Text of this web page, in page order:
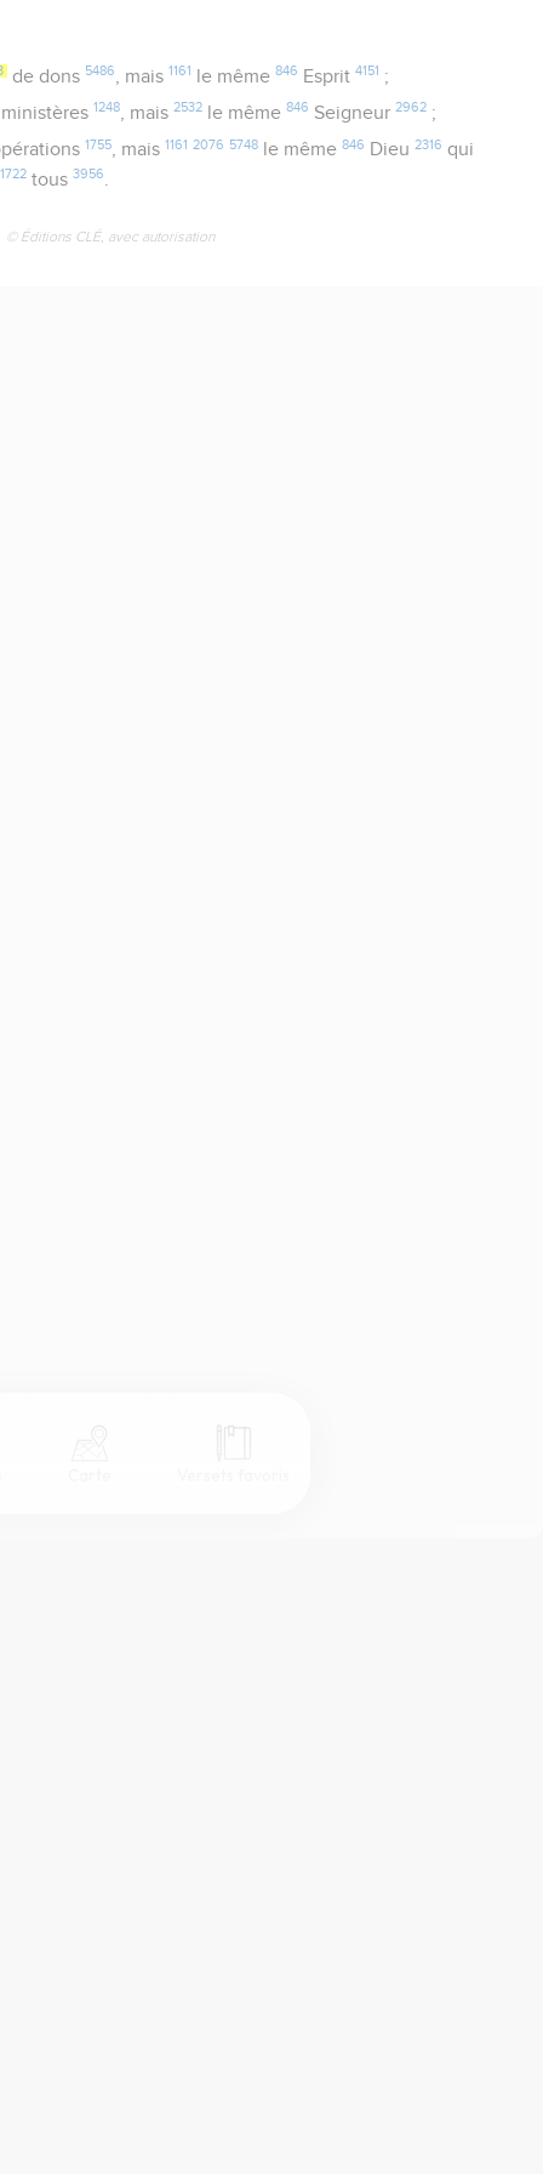
de dons 5486 , mais 1161 le même 846 Esprit 4151 ;
1248, mais 2532le même 846 Seigneur 2962;
1755, mais 1161 2076 5748le même 846 Dieu 2316 qui
1722 tous3956
© Éditions CLÉ, avec autorisation